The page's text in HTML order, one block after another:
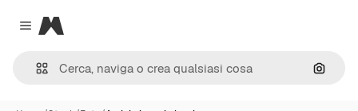
Close menu
Magnific
Cerca